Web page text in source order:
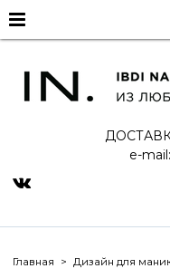
e-mail:
Главная Дизайн для